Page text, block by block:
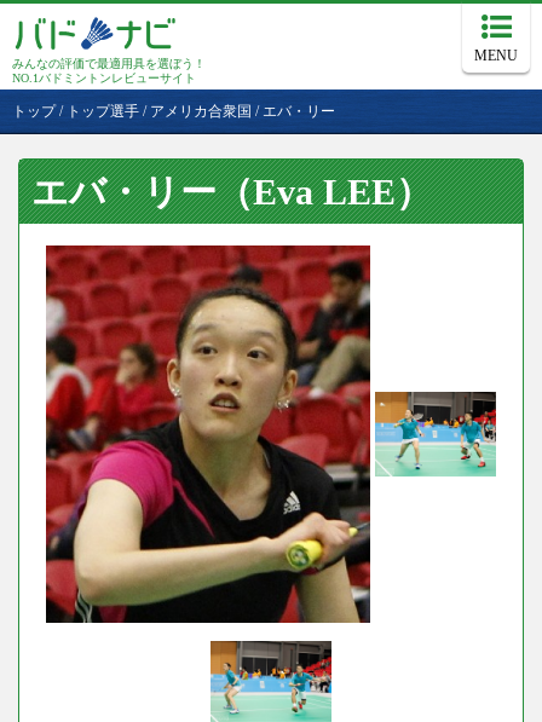
みんなの評価で最適用具を選ぼう！
NO.1バドミントンレビューサイト
MENU
トップ/ トップ選手 / アメリカ合衆国 / エバ・リー
エバ・リー（Eva LEE）